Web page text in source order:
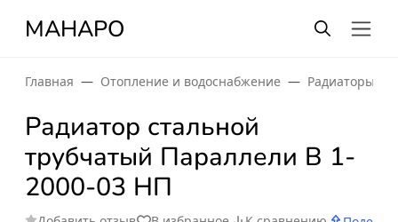
МАНАРО
Главная Отопление и водоснабжение Радиаторы
Радиатор стальной
трубчатый Параллели В 1-
2000-03 НП